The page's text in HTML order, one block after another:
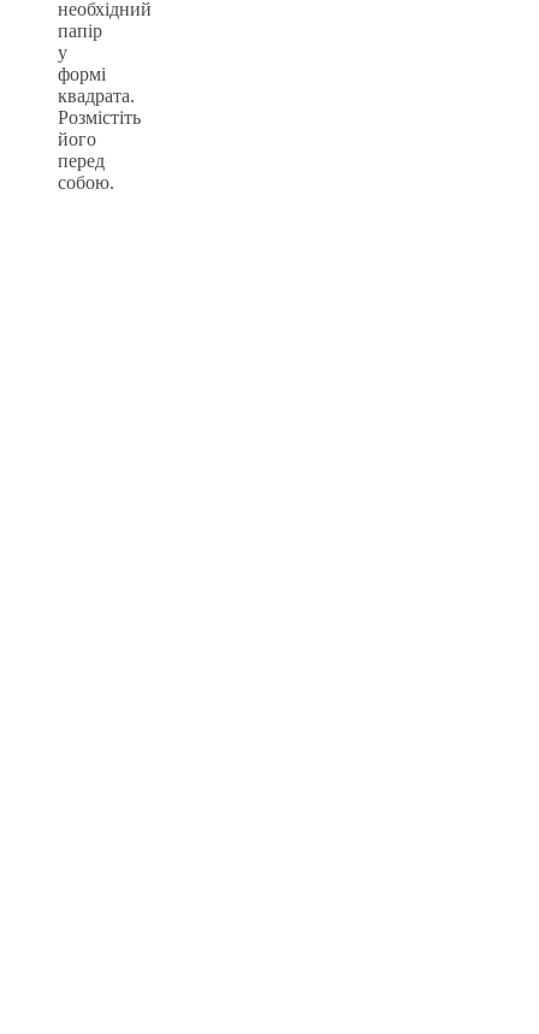
необхідний
папір
у
формі
квадрата.
Розмістіть
його
перед
собою.